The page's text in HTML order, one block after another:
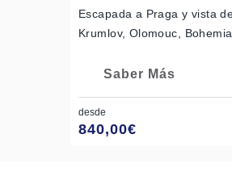
Escapada a Praga y vista
Krumlov, Olomouc,
Saber Más
desde
840,00€